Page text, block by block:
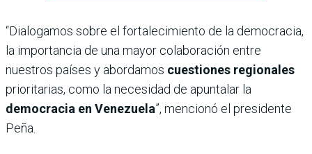
“Dialogamos sobre el fortalecimiento de la democracia,
la importancia de una mayor colaboración entre
nuestros países y abordamos cuestiones regionales
prioritarias, como la necesidad de apuntalar la
democracia en Venezuela”, mencionó el presidente
Peña.